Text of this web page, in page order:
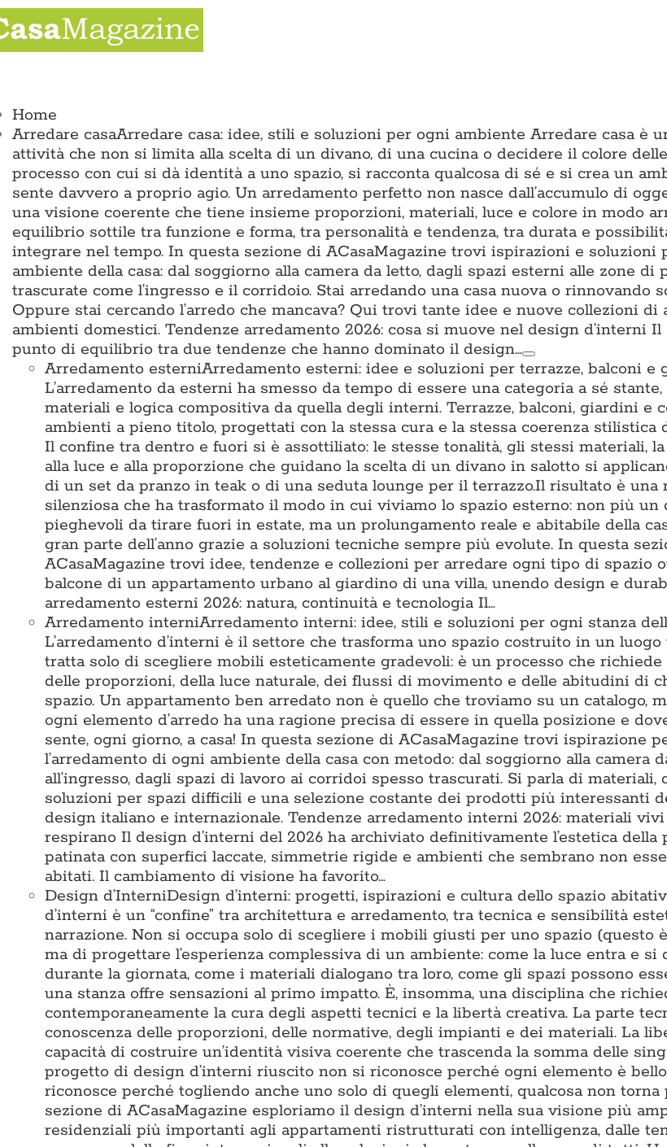
Salta
al
contenuto
Home
Arredare casaArredare casa: idee, stili e soluzioni per ogni ambiente Arredare casa è
attività che non si limita alla scelta di un divano, di una cucina o decidere il colore
processo con cui si dà identità a uno spazio, si racconta qualcosa di sé e si crea un
sente davvero a proprio agio. Un arredamento perfetto non nasce dall’accumulo di
una visione coerente che tiene insieme proporzioni, materiali, luce e colore in modo
equilibrio sottile tra funzione e forma, tra personalità e tendenza, tra durata e
integrare nel tempo. In questa sezione di ACasaMagazine trovi ispirazioni e soluzioni
ambiente della casa: dal soggiorno alla camera da letto, dagli spazi esterni alle zone di
trascurate come l’ingresso e il corridoio. Stai arredando una casa nuova o rinnovando
Oppure stai cercando l’arredo che mancava? Qui trovi tante idee e nuove collezioni
ambienti domestici. Tendenze arredamento 2026: cosa si muove nel design d’interni Il
punto di equilibrio tra due tendenze che hanno dominato il design…
Arredamento esterniArredamento esterni: idee e soluzioni per terrazze, balconi e
L’arredamento da esterni ha smesso da tempo di essere una categoria a sé
materiali e logica compositiva da quella degli interni. Terrazze, balconi, giardini e
ambienti a pieno titolo, progettati con la stessa cura e la stessa coerenza stilistica
Il confine tra dentro e fuori si è assottiliato: le stesse tonalità, gli stessi materiali,
alla luce e alla proporzione che guidano la scelta di un divano in salotto si
di un set da pranzo in teak o di una seduta lounge per il terrazzo.Il risultato è una
silenziosa che ha trasformato il modo in cui viviamo lo spazio esterno: non più un
pieghevoli da tirare fuori in estate, ma un prolungamento reale e abitabile della
gran parte dell’anno grazie a soluzioni tecniche sempre più evolute. In questa
ACasaMagazine trovi idee, tendenze e collezioni per arredare ogni tipo di spazio
balcone di un appartamento urbano al giardino di una villa, unendo design e
arredamento esterni 2026: natura, continuità e tecnologia Il…
Arredamento interniArredamento interni: idee, stili e soluzioni per ogni stanza
L’arredamento d’interni è il settore che trasforma uno spazio costruito in un luogo
tratta solo di scegliere mobili esteticamente gradevoli: è un processo che
delle proporzioni, della luce naturale, dei flussi di movimento e delle abitudini di
spazio. Un appartamento ben arredato non è quello che troviamo su un catalogo,
ogni elemento d’arredo ha una ragione precisa di essere in quella posizione e
sente, ogni giorno, a casa! In questa sezione di ACasaMagazine trovi ispirazione
l’arredamento di ogni ambiente della casa con metodo: dal soggiorno alla camera
all’ingresso, dagli spazi di lavoro ai corridoi spesso trascurati. Si parla di
soluzioni per spazi difficili e una selezione costante dei prodotti più interessanti
design italiano e internazionale. Tendenze arredamento interni 2026: materiali
respirano Il design d’interni del 2026 ha archiviato definitivamente l’estetica della
patinata con superfici laccate, simmetrie rigide e ambienti che sembrano non
abitati. Il cambiamento di visione ha favorito…
Design d’InterniDesign d’interni: progetti, ispirazioni e cultura dello spazio
d’interni è un “confine” tra architettura e arredamento, tra tecnica e sensibilità
narrazione. Non si occupa solo di scegliere i mobili giusti per uno spazio (questo è
ma di progettare l’esperienza complessiva di un ambiente: come la luce entra e si
durante la giornata, come i materiali dialogano tra loro, come gli spazi possono
una stanza offre sensazioni al primo impatto. È, insomma, una disciplina che
contemporaneamente la cura degli aspetti tecnici e la libertà creativa. La parte
conoscenza delle proporzioni, delle normative, degli impianti e dei materiali. La
capacità di costruire un’identità visiva coerente che trascenda la somma delle
progetto di design d’interni riuscito non si riconosce perché ogni elemento è
riconosce perché togliendo anche uno solo di quegli elementi, qualcosa non torna
sezione di ACasaMagazine esploriamo il design d’interni nella sua visione più
residenziali più importanti agli appartamenti ristrutturati con intelligenza, dalle